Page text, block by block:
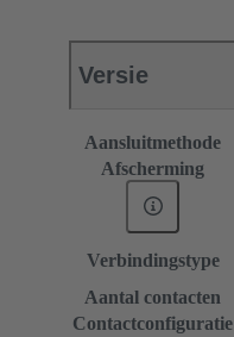
Versie
Aansluitmethode
Afscherming
Verbindingstype
Aantal contacten
Contactconfiguratie